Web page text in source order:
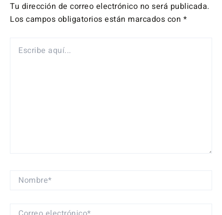
Tu dirección de correo electrónico no será publicada.
Los campos obligatorios están marcados con *
AQUÍ...
NOMBRE*
CORREO